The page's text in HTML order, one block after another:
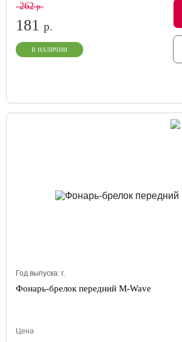
262р.
181 р.
В НАЛИЧИИ
Год выпуска: г.
Фонарь-брелок передний M-Wave
Цена